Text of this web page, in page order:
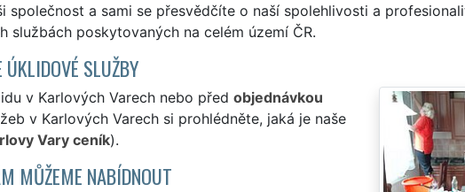
společnost a sami se přesvědčíte o naší spolehlivosti a
službách poskytovaných na celém území ČR.
SLUŽBY
v Karlových Varech nebo před objednávkou
v Karlových Varech si prohlédněte, jaká je naše
Vary ceník).
MŮŽEME NABÍDNOUT